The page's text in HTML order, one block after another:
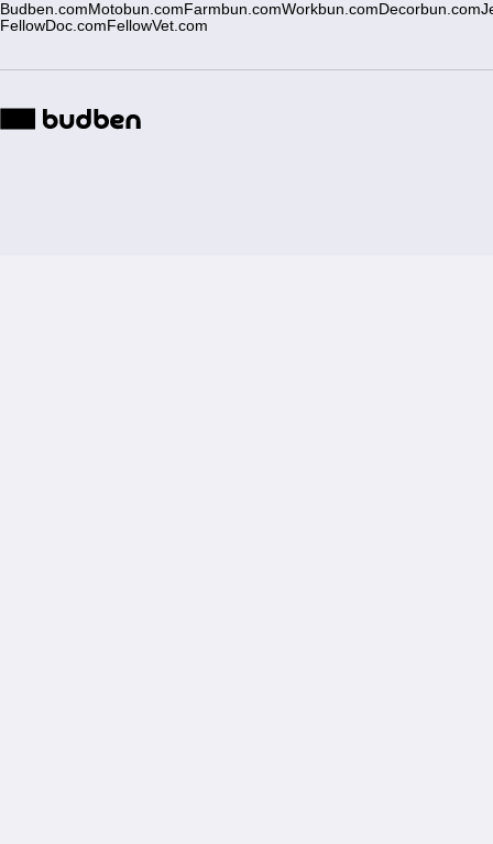
Budben.com Motobun.com Farmbun.comWorkbun.com Decorbun.com
FellowDoc.com FellowVet.com